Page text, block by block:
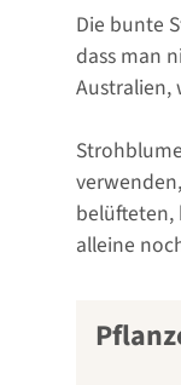
Die bunte
dass man
Australien,
belüfteten,
alleine